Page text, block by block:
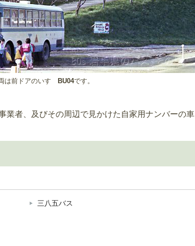
前ドアのいすゞ BU04です。
業者、及びその周辺で見かけた自家用ナンバーの車
三八五バス